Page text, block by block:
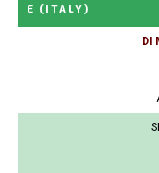
E (ITALY)
DI